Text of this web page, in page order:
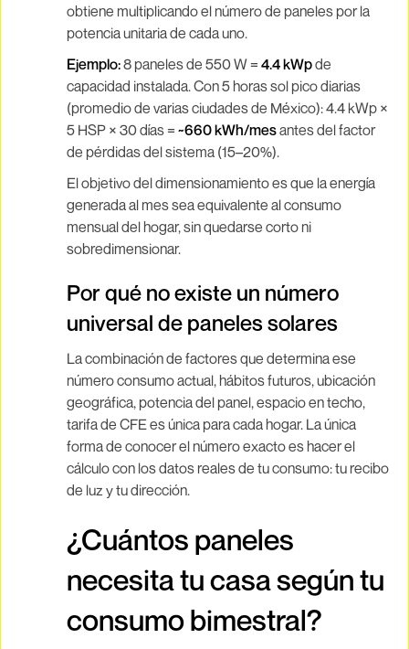
obtiene multiplicando el número de paneles por la
potencia unitaria de cada uno.
Ejemplo:8 paneles de 550 W = 4.4 kWpde
capacidad instalada. Con 5 horas sol pico diarias
(promedio de varias ciudades de México): 4.4 kWp ×
5 HSP × 30 días = ~660 kWh/mesantes del factor
de pérdidas del sistema (15–20%).
El objetivo del dimensionamiento es que la energía
generada al mes sea equivalente al consumo
mensual del hogar, sin quedarse corto ni
sobredimensionar.
Por qué no existe un número
universal de paneles solares
La combinación de factores que determina ese
número consumo actual, hábitos futuros, ubicación
geográfica, potencia del panel, espacio en techo,
tarifa de CFE es única para cada hogar. La única
forma de conocer el número exacto es hacer el
cálculo con los datos reales de tu consumo: tu recibo
de luz y tu dirección.
¿Cuántos paneles
necesita tu casa según tu
consumo bimestral?